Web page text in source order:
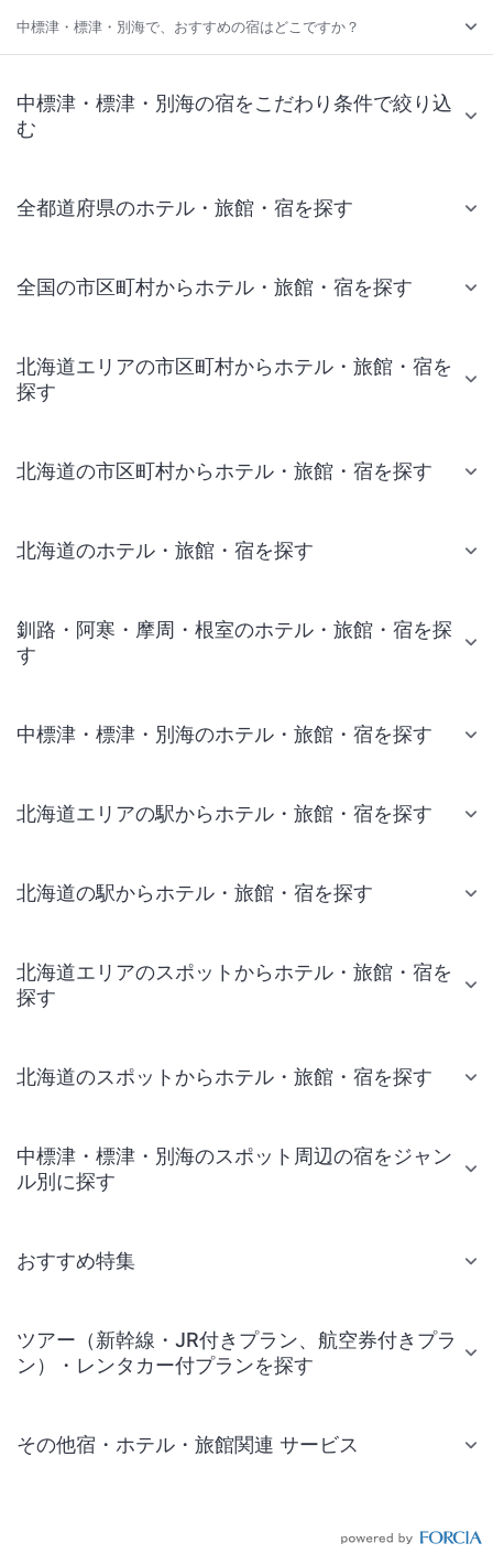
中標津・標津・別海で、おすすめの宿はどこですか？
中標津・標津・別海の宿をこだわり条件で絞り込
む
全都道府県のホテル・旅館・宿を探す
全国の市区町村からホテル・旅館・宿を探す
北海道エリアの市区町村からホテル・旅館・宿を
探す
北海道の市区町村からホテル・旅館・宿を探す
北海道のホテル・旅館・宿を探す
釧路・阿寒・摩周・根室のホテル・旅館・宿を探
す
中標津・標津・別海のホテル・旅館・宿を探す
北海道エリアの駅からホテル・旅館・宿を探す
北海道の駅からホテル・旅館・宿を探す
北海道エリアのスポットからホテル・旅館・宿を
探す
北海道のスポットからホテル・旅館・宿を探す
中標津・標津・別海のスポット周辺の宿をジャン
ル別に探す
おすすめ特集
ツアー（新幹線・JR付きプラン、航空券付きプラ
ン）・レンタカー付プランを探す
その他宿・ホテル・旅館関連 サービス